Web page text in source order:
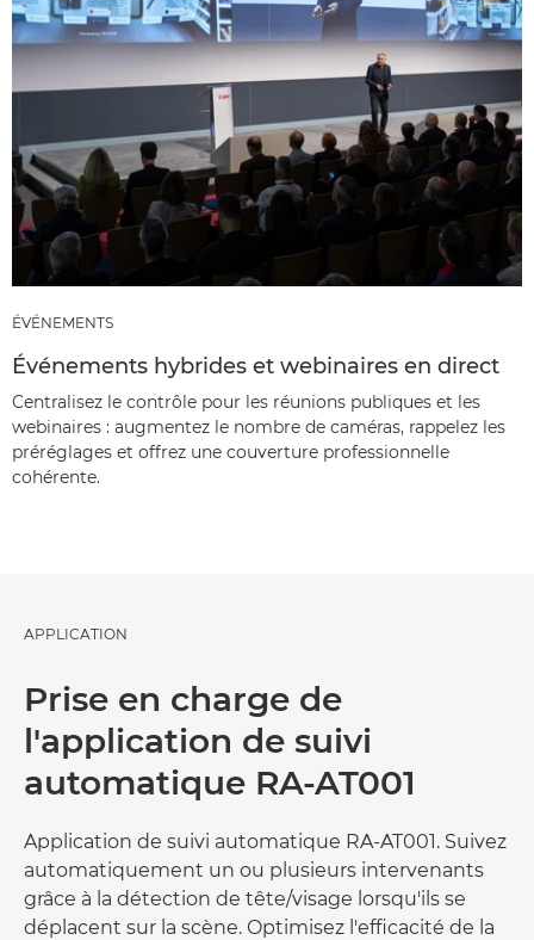
ÉVÉNEMENTS
Événements hybrides et webinaires en direct
Centralisez le contrôle pour les réunions publiques et les
webinaires : augmentez le nombre de caméras, rappelez les
préréglages et offrez une couverture professionnelle
cohérente.
APPLICATION
Prise en charge de
l'application de suivi
automatique RA-AT001
Application de suivi automatique RA-AT001. Suivez
automatiquement un ou plusieurs intervenants
grâce à la détection de tête/visage lorsqu'ils se
déplacent sur la scène. Optimisez l'efficacité de la